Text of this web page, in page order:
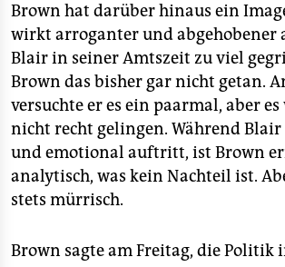
Brown hat darüber hinaus ein
wirkt arroganter und abgehobener
Blair in seiner Amtszeit zu viel
Brown das bisher gar nicht getan.
versuchte er es ein paarmal, aber
nicht recht gelingen. Während
und emotional auftritt, ist Brown
analytisch, was kein Nachteil ist.
stets mürrisch.
Brown sagte am Freitag, die Politik